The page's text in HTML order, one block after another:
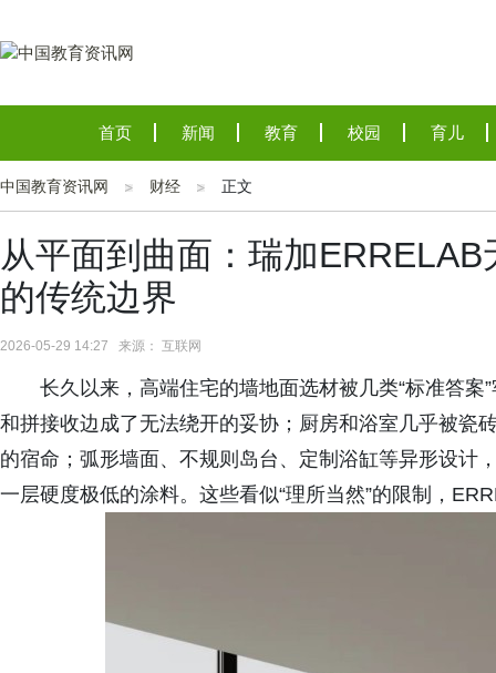
首页 新闻 教育 校园 育儿
中国教育资讯网 财经 正文
从平面到曲面：瑞加
的传统边界
2026-05-29 14:27 来源： 互联网
长久以来，高端住宅的墙地面选材被几类“标准答
和拼接收边成了无法绕开的妥协；厨房和浴室几乎被瓷
的宿命；弧形墙面、不规则岛台、定制浴缸等异形设计
一层硬度极低的涂料。这些看似“理所当然”的限制，